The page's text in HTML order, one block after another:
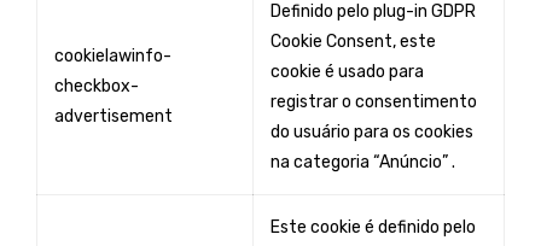
cookielawinfo-
checkbox-
advertisement
Definido pelo plug-in GDPR
Cookie Consent, este
cookie é usado para
registrar o consentimento
do usuário para os cookies
na categoria “Anúncio” .
Este cookie é definido pelo